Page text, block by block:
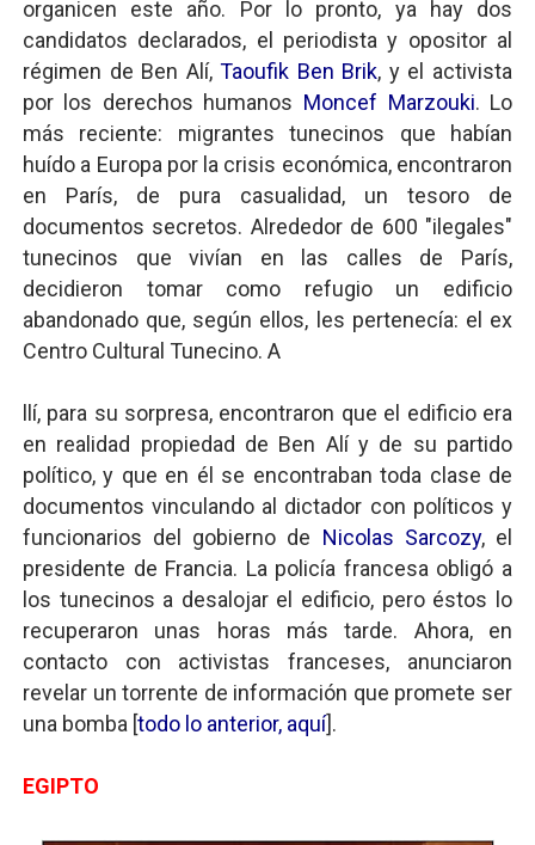
organicen este año. Por lo pronto, ya hay dos
candidatos declarados, el periodista y opositor al
régimen de Ben Alí,Taoufik Ben Brik, y el activista
por los derechos humanos Moncef Marzouki. Lo
más reciente: migrantes tunecinos que habían
huído a Europa por la crisis económica, encontraron
en París, de pura casualidad, un tesoro de
documentos secretos. Alrededor de 600 "ilegales"
tunecinos que vivían en las calles de París,
decidieron tomar como refugio un edificio
abandonado que, según ellos, les pertenecía: el ex
Centro Cultural Tunecino. A
llí, para su sorpresa, encontraron que el edificio era
en realidad propiedad de Ben Alí y de su partido
político, y que en él se encontraban toda clase de
documentos vinculando al dictador con políticos y
funcionarios del gobierno de Nicolas Sarcozy, el
presidente de Francia. La policía francesa obligó a
los tunecinos a desalojar el edificio, pero éstos lo
recuperaron unas horas más tarde. Ahora, en
contacto con activistas franceses, anunciaron
revelar un torrente de información que promete ser
una bomba [todo lo anterior, aquí].
EGIPTO